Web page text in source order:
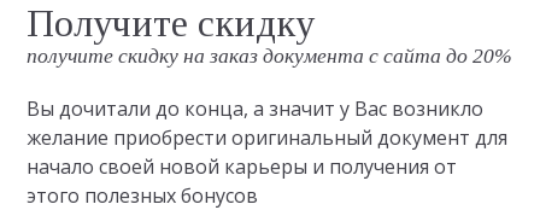
Получите скидку
получите скидку на заказ документа с сайта до 20%
Вы дочитали до конца, а значит у Вас возникло
желание приобрести оригинальный документ для
начало своей новой карьеры и получения от
этого полезных бонусов